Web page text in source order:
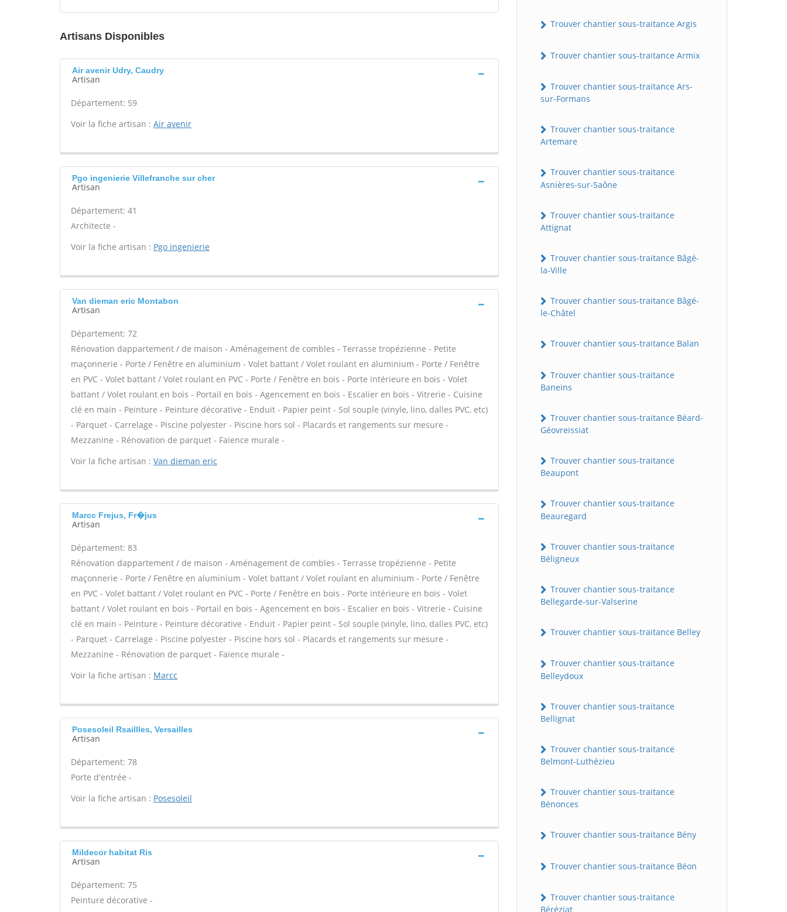
Artisans Disponibles
Air avenir Udry, Caudry
Artisan
Département: 59
Voir la fiche artisan : Air avenir
Pgo ingenierie Villefranche sur cher
Artisan
Département: 41
Architecte -
Voir la fiche artisan : Pgo ingenierie
Van dieman eric Montabon
Artisan
Département: 72
Rénovation dappartement / de maison - Aménagement de combles - Terrasse tropézienne - Petite
maçonnerie - Porte / Fenêtre en aluminium - Volet battant / Volet roulant en aluminium - Porte / Fenêtre
en PVC - Volet battant / Volet roulant en PVC - Porte / Fenêtre en bois - Porte intérieure en bois - Volet
battant / Volet roulant en bois - Portail en bois - Agencement en bois - Escalier en bois - Vitrerie - Cuisine
clé en main - Peinture - Peinture décorative - Enduit - Papier peint - Sol souple (vinyle, lino, dalles PVC, etc)
- Parquet - Carrelage - Piscine polyester - Piscine hors sol - Placards et rangements sur mesure -
Mezzanine - Rénovation de parquet - Faïence murale -
Voir la fiche artisan : Van dieman eric
Marcc Frejus, Fr�jus
Artisan
Département: 83
Rénovation dappartement / de maison - Aménagement de combles - Terrasse tropézienne - Petite
maçonnerie - Porte / Fenêtre en aluminium - Volet battant / Volet roulant en aluminium - Porte / Fenêtre
en PVC - Volet battant / Volet roulant en PVC - Porte / Fenêtre en bois - Porte intérieure en bois - Volet
battant / Volet roulant en bois - Portail en bois - Agencement en bois - Escalier en bois - Vitrerie - Cuisine
clé en main - Peinture - Peinture décorative - Enduit - Papier peint - Sol souple (vinyle, lino, dalles PVC, etc)
- Parquet - Carrelage - Piscine polyester - Piscine hors sol - Placards et rangements sur mesure -
Mezzanine - Rénovation de parquet - Faïence murale -
Voir la fiche artisan : Marcc
Posesoleil Rsaillles, Versailles
Artisan
Département: 78
Porte d'entrée -
Voir la fiche artisan : Posesoleil
Mildecor habitat Ris
Artisan
Département: 75
Peinture décorative -
Trouver chantier sous-traitance Argis
Trouver chantier sous-traitance Armix
Trouver chantier sous-traitance Ars-
sur-Formans
Trouver chantier sous-traitance
Artemare
Trouver chantier sous-traitance
Asnières-sur-Saône
Trouver chantier sous-traitance
Attignat
Trouver chantier sous-traitance Bâgé-
la-Ville
Trouver chantier sous-traitance Bâgé-
le-Châtel
Trouver chantier sous-traitance Balan
Trouver chantier sous-traitance
Baneins
Trouver chantier sous-traitance Béard-
Géovreissiat
Trouver chantier sous-traitance
Beaupont
Trouver chantier sous-traitance
Beauregard
Trouver chantier sous-traitance
Béligneux
Trouver chantier sous-traitance
Bellegarde-sur-Valserine
Trouver chantier sous-traitance Belley
Trouver chantier sous-traitance
Belleydoux
Trouver chantier sous-traitance
Bellignat
Trouver chantier sous-traitance
Belmont-Luthézieu
Trouver chantier sous-traitance
Bénonces
Trouver chantier sous-traitance Bény
Trouver chantier sous-traitance Béon
Trouver chantier sous-traitance
Béréziat